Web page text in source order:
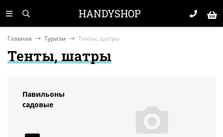
HANDYSHOP
Главная Туризм Тенты, шатры
Тенты, шатры
Павильоны
садовые